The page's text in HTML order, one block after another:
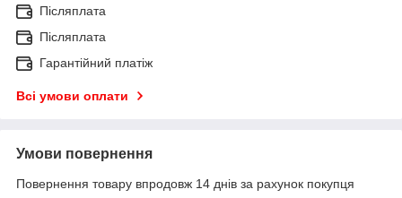
Післяплата
Післяплата
Гарантійний платіж
Всі умови оплати
Умови повернення
Повернення товару впродовж 14 днів за рахунок покупця